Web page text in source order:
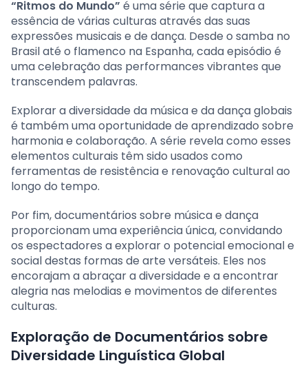
“Ritmos do Mundo” é uma série que captura a
essência de várias culturas através das suas
expressões musicais e de dança. Desde o samba no
Brasil até o flamenco na Espanha, cada episódio é
uma celebração das performances vibrantes que
transcendem palavras.
Explorar a diversidade da música e da dança globais
é também uma oportunidade de aprendizado sobre
harmonia e colaboração. A série revela como esses
elementos culturais têm sido usados como
ferramentas de resistência e renovação cultural ao
longo do tempo.
Por fim, documentários sobre música e dança
proporcionam uma experiência única, convidando
os espectadores a explorar o potencial emocional e
social destas formas de arte versáteis. Eles nos
encorajam a abraçar a diversidade e a encontrar
alegria nas melodias e movimentos de diferentes
culturas.
Exploração de Documentários sobre
Diversidade Linguística Global